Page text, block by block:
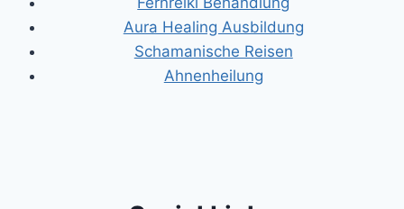
Aura Healing Ausbildung
Schamanische Reisen
Ahnenheilung